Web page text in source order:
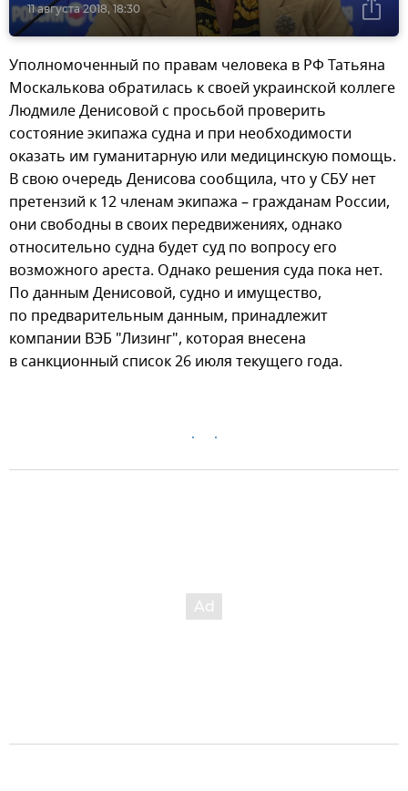
11 августа 2018, 18:30
Уполномоченный по правам человека в РФ Татьяна
Москалькова обратилась к своей украинской коллеге
Людмиле Денисовой с просьбой проверить
состояние экипажа судна и при необходимости
оказать им гуманитарную или медицинскую помощь.
В свою очередь Денисова сообщила, что у СБУ нет
претензий к 12 членам экипажа – гражданам России,
они свободны в своих передвижениях, однако
относительно судна будет суд по вопросу его
возможного ареста. Однако решения суда пока нет.
По данным Денисовой, судно и имущество,
по предварительным данным, принадлежит
компании ВЭБ "Лизинг", которая внесена
в санкционный список 26 июля текущего года.